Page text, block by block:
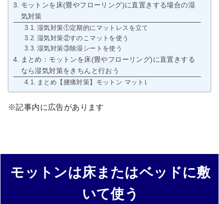
モットンを床(畳やフローリング)に直置きする場合の湿
気対策
湿気対策①定期的にマットレスを立てかける
湿気対策②すのこマットを使う
湿気対策③除湿シートを使う
まとめ：モットンを床(畳やフローリング)に直置きする
なら湿気対策をきちんと行おう
まとめ【腰痛対策】モットン マットレス
※記事内に広告があります
モットンは床またはベッドに敷
いて使う